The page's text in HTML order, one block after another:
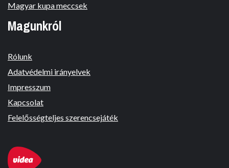
Magyar kupa meccsek
Magunkról
Rólunk
Adatvédelmi irányelvek
Impresszum
Kapcsolat
Felelősségteljes szerencsejáték